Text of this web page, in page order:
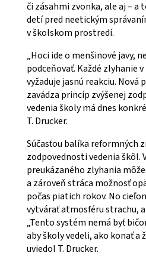
či zásahmi zvonka, ale aj – a
detí pred neetickým
v školskom prostredí.
„Hoci ide o menšinové javy,
podceňovať. Každé zlyhanie
vyžaduje jasnú reakciu. Nová
zavádza princíp zvýšenej
vedenia školy má dnes
T. Drucker.
Súčasťou balíka reformných
zodpovednosti vedenia škôl.
preukázaného zlyhania
a zároveň stráca možnosť
počas piatich rokov. No
vytvárať atmosféru strachu,
„Tento systém nemá byť
aby školy vedeli, ako konať a
uviedol T. Drucker.